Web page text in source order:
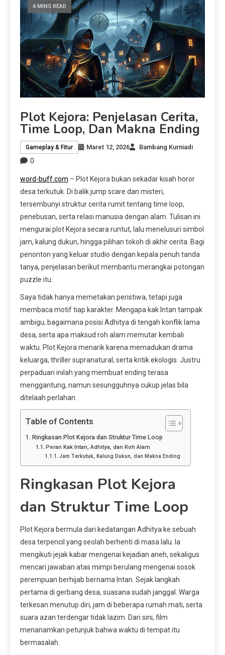
4 MINS READ
Plot Kejora: Penjelasan Cerita,
Time Loop, Dan Makna Ending
Gameplay & Fitur Maret 12, 2026 Bambang Kurniadi
0
word-buff.com – Plot Kejora bukan sekadar kisah horor
desa terkutuk. Di balik jump scare dan misteri,
tersembunyi struktur cerita rumit tentang time loop,
penebusan, serta relasi manusia dengan alam. Tulisan ini
mengurai plot Kejora secara runtut, lalu menelusuri simbol
jam, kalung dukun, hingga pilihan tokoh di akhir cerita. Bagi
penonton yang keluar studio dengan kepala penuh tanda
tanya, penjelasan berikut membantu merangkai potongan
puzzle itu.
Saya tidak hanya memetakan peristiwa, tetapi juga
membaca motif tiap karakter. Mengapa kak Intan tampak
ambigu, bagaimana posisi Adhitya di tengah konflik lama
desa, serta apa maksud roh alam memutar kembali
waktu. Plot Kejora menarik karena memadukan drama
keluarga, thriller supranatural, serta kritik ekologis. Justru
perpaduan inilah yang membuat ending terasa
menggantung, namun sesungguhnya cukup jelas bila
ditelaah perlahan.
Table of Contents
Ringkasan Plot Kejora dan Struktur Time Loop
Peran Kak Intan, Adhitya, dan Roh Alam
Jam Terkutuk, Kalung Dukun, dan Makna Ending
Ringkasan Plot Kejora
dan Struktur Time Loop
Plot Kejora bermula dari kedatangan Adhitya ke sebuah
desa terpencil yang seolah berhenti di masa lalu. Ia
mengikuti jejak kabar mengenai kejadian aneh, sekaligus
mencari jawaban atas mimpi berulang mengenai sosok
perempuan berhijab bernama Intan. Sejak langkah
pertama di gerbang desa, suasana sudah janggal. Warga
terkesan menutup diri, jam di beberapa rumah mati, serta
suara azan terdengar tidak lazim. Dari sini, film
menanamkan petunjuk bahwa waktu di tempat itu
bermasalah.